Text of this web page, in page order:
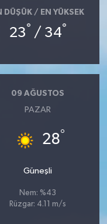
DÜŞÜK / EN YÜKSEK
23° / 34°
09 AĞUSTOS
PAZAR
28°
Güneşli
Nem: %43
Rüzgar: 4.11 m/s